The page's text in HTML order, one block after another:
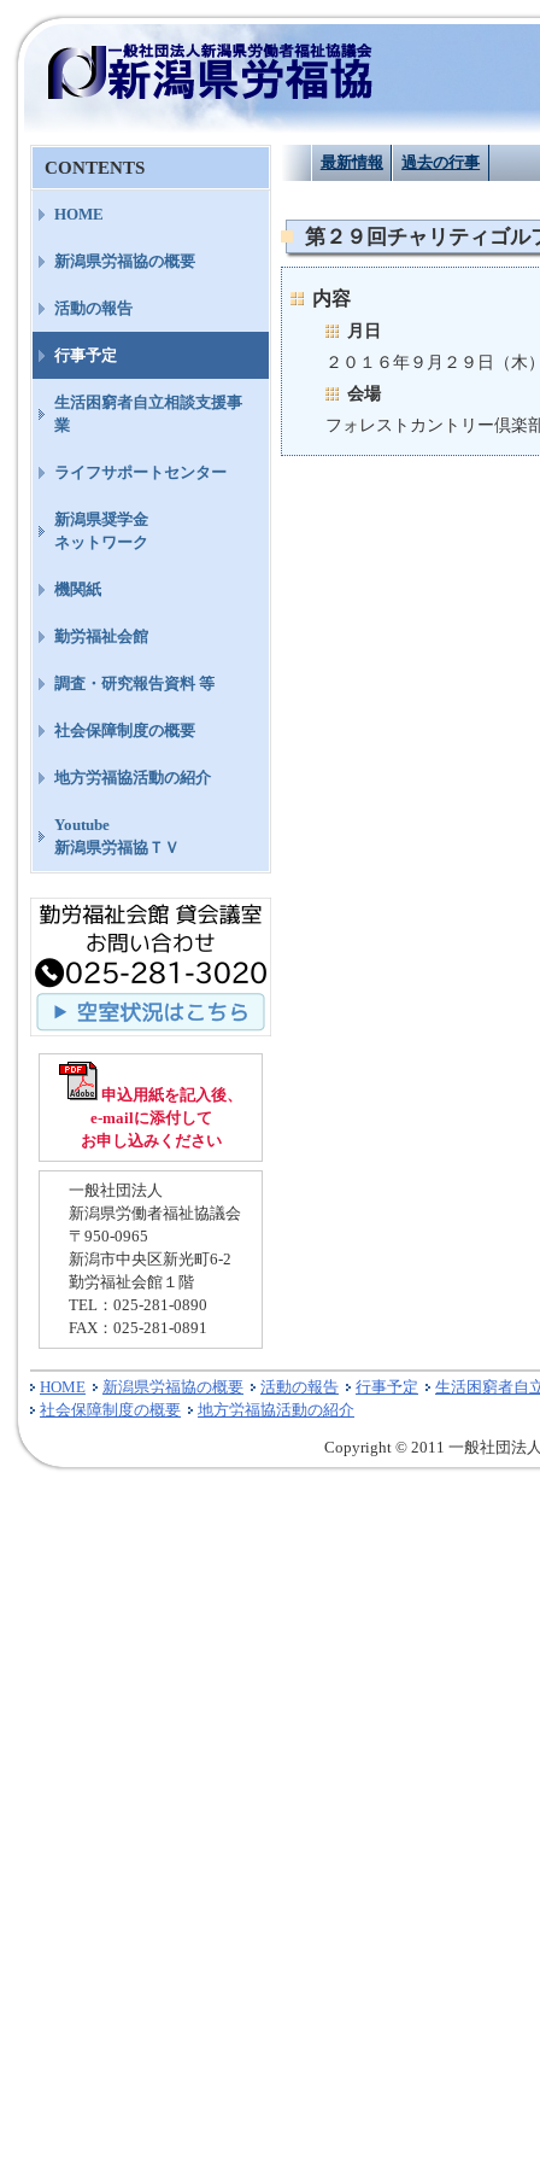
最新情報 過去の行事
第２９回チャリティゴル
内容
月日
２０１６年９月２９日（
会場
フォレストカントリー倶楽
CONTENTS
HOME
新潟県労福協の概要
活動の報告
行事予定
生活困窮者自立相談支援事
業
ライフサポートセンター
新潟県奨学金
ネットワーク
機関紙
勤労福祉会館
調査・研究報告資料 等
社会保障制度の概要
地方労福協活動の紹介
Youtube
新潟県労福協ＴＶ
申込用紙を記入後、
e-mailに添付して
お申し込みください
一般社団法人
新潟県労働者福祉協議会
〒950-0965
新潟市中央区新光町6-2
勤労福祉会館１階
TEL：025-281-0890
FAX：025-281-0891
HOME 新潟県労福協の概要 活動の報告 行事予定
生活困窮者自
社会保障制度の概要
地方労福協活動の紹介
Copyright © 2011 一般社団法